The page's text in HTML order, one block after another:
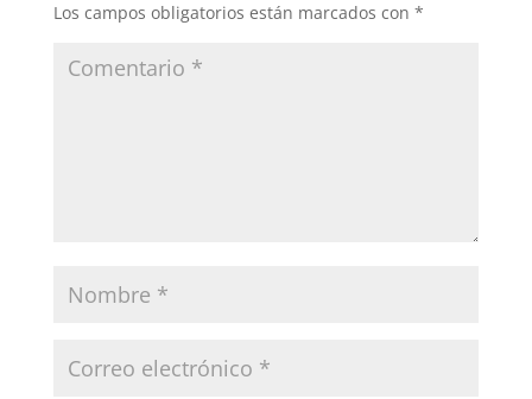
Los campos obligatorios están marcados con *